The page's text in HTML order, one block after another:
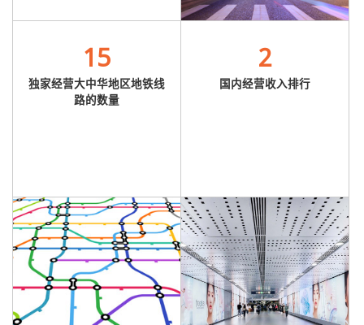
15
独家经营大中华地区地铁线
路的数量
2
国内经营收入排行